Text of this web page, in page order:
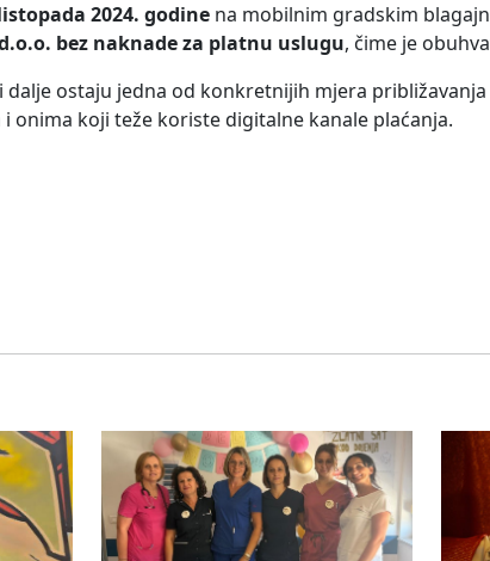
2024. godine na mobilnim gradskim
bez naknade za platnu uslugu, čime je
dalje ostaju jedna od konkretnijih mjera
onima koji teže koriste digitalne kanale plaćanja.